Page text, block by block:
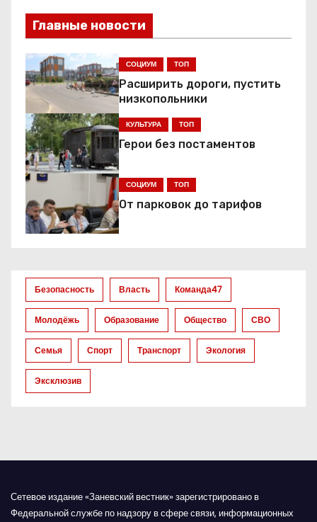
и
г
а
ц
и
я
п
о
а
п
и
с
я
Главные новости
СОЦИУМ ТОП
Расширить дороги, пустить
низкопольники
КУЛЬТУРА ТОП
Герои без постаментов
СОЦИУМ ТОП
От парковок до тарифов
Безопасность Власть Команда47
Молодёжь Образование Общество СВО
Семья Спорт Транспорт Экология
Эксклюзив
Сетевое издание «Заневский вестник» зарегистрировано в
Федеральной службе по надзору в сфере связи, информационных